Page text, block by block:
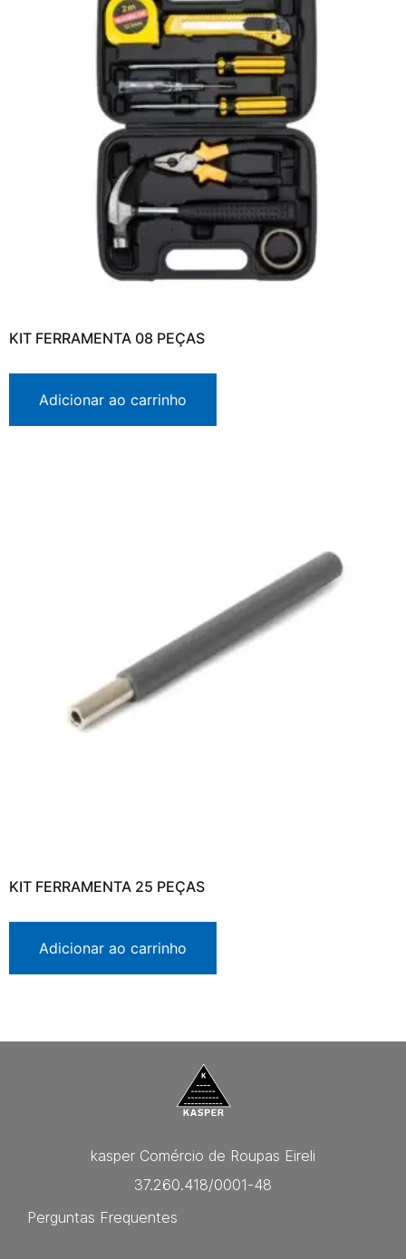
KIT FERRAMENTA 08 PEÇAS
Adicionar ao carrinho
KIT FERRAMENTA 25 PEÇAS
Adicionar ao carrinho
kasper Comércio de Roupas Eireli
37.260.418/0001-48
Perguntas Frequentes